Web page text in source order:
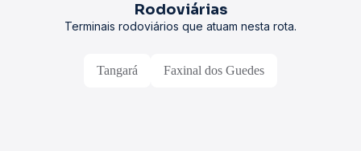
Rodoviárias
Terminais rodoviários que atuam nesta rota.
Tangará Faxinal dos Guedes